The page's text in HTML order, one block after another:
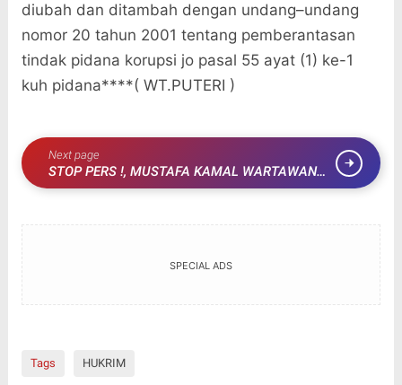
diubah dan ditambah dengan undang–undang
nomor 20 tahun 2001 tentang pemberantasan
tindak pidana korupsi jo pasal 55 ayat (1) ke-1
kuh pidana****( WT.PUTERI )
Next page
STOP PERS !, MUSTAFA KAMAL WARTAWAN
KAMPAR
SPECIAL ADS
Tags HUKRIM